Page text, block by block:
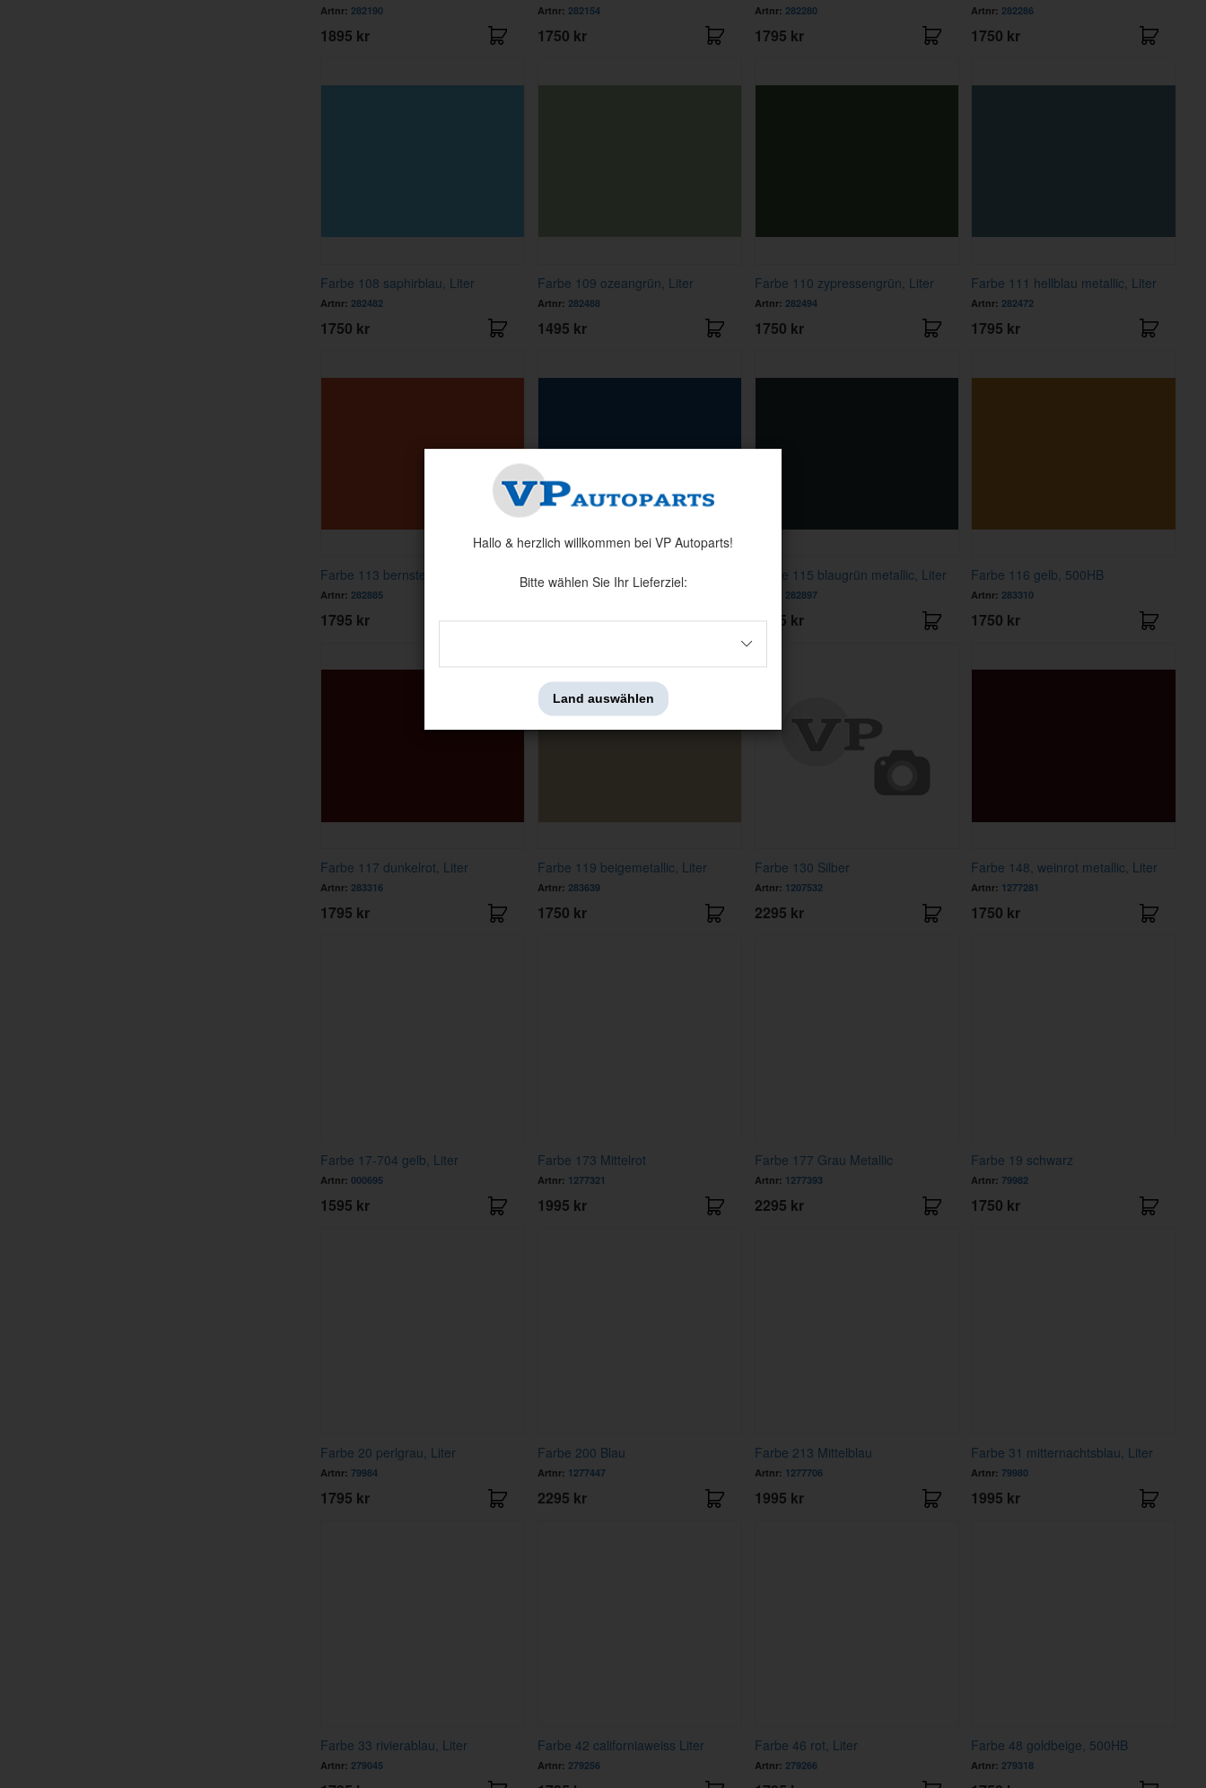
Artnr: 282190
1895 kr
Artnr: 282154
1750 kr
Artnr: 282280
1795 kr
Artnr: 282286
1750 kr
Farbe 108 saphirblau, Liter
Artnr: 282482
1750 kr
Farbe 109 ozeangrün, Liter
Artnr: 282488
1495 kr
Farbe 110 zypressengrün, Liter
Artnr: 282494
1750 kr
Farbe 111 hellblau metallic, Liter
Artnr: 282472
1795 kr
Farbe 113 bernstein, Liter
Artnr: 282885
1795 kr
Farbe 114 dunkelblau,500HB Liter Farbe 115 blaugrün metallic, Liter
282897
1795 kr
Farbe 116 gelb, 500HB
Artnr: 283310
1750 kr
Farbe 117 dunkelrot, Liter
Artnr: 283316
1795 kr
Farbe 119 beigemetallic, Liter
Artnr: 283639
1750 kr
Farbe 130 Silber
Artnr: 1207532
2295 kr
Farbe 148, weinrot metallic, Liter
Artnr: 1277281
1750 kr
Farbe 17-704 gelb, Liter
Artnr: 000695
1595 kr
Farbe 173 Mittelrot
Artnr: 1277321
1995 kr
Farbe 177 Grau Metallic
Artnr: 1277393
2295 kr
Farbe 19 schwarz
Artnr:79982
1750 kr
Farbe 20 perlgrau, Liter
Artnr: 79984
1795 kr
Farbe 200 Blau
Artnr: 1277447
2295 kr
Farbe 213 Mittelblau
Artnr: 1277706
1995 kr
Farbe 31 mitternachtsblau, Liter
Artnr:79980
1995 kr
Farbe 33 rivierablau, Liter
Artnr: 279045
Farbe 42 californiaweiss Liter
Artnr: 279256
Farbe 46 rot, Liter
Artnr: 279266
Farbe 48 goldbeige, 500HB
Artnr: 279318
Hallo & herzlich willkommen bei VP Autoparts!
Bitte wählen Sie Ihr Lieferziel:
Land auswählen